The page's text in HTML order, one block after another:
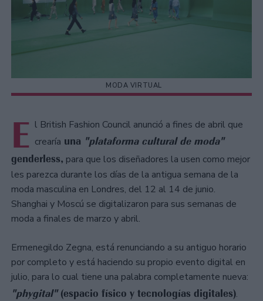
MODA VIRTUAL
E l British Fashion Council anunció a fines de abril que
crearía una "plataforma cultural de moda"
genderless, para que los diseñadores la usen como mejor
les parezca durante los días de la antigua semana de la
moda masculina en Londres, del 12 al 14 de junio.
Shanghai y Moscú se digitalizaron para sus semanas de
moda a finales de marzo y abril.
Ermenegildo Zegna, está renunciando a su antiguo horario
por completo y está haciendo su propio evento digital en
julio, para lo cual tiene una palabra completamente nueva:
"phygital"(espacio físico y tecnologías digitales).